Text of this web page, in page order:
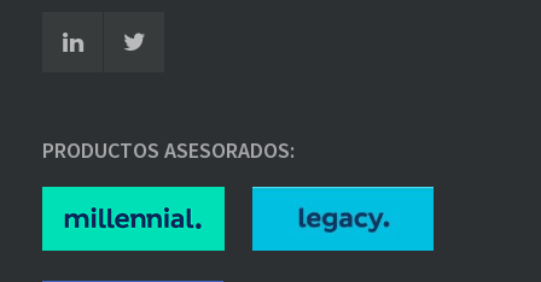
PRODUCTOS ASESORADOS: